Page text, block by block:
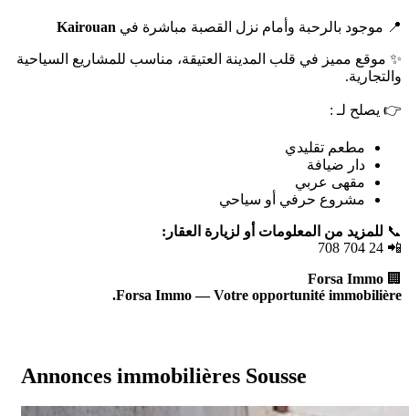
📍 موجود بالرحبة وأمام نزل القصبة مباشرة في Kairouan
✨ موقع مميز في قلب المدينة العتيقة، مناسب للمشاريع السياحية
والتجارية.
👉 يصلح لـ :
مطعم تقليدي
دار ضيافة
مقهى عربي
مشروع حرفي أو سياحي
📞 للمزيد من المعلومات أو لزيارة العقار:
📲 24 704 708
🏢
Forsa Immo
Forsa Immo — Votre opportunité immobilière.
Annonces immobilières Sousse